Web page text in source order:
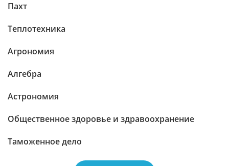
Пахт
Теплотехника
Агрономия
Алгебра
Астрономия
Общественное здоровье и здравоохранение
Таможенное дело